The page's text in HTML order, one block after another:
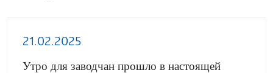
21.02.2025
Утро для заводчан прошло в настоящей